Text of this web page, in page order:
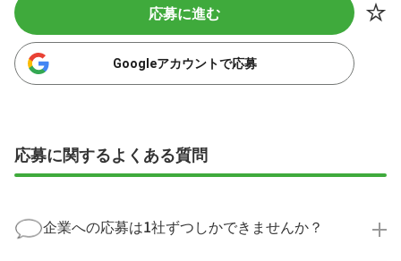
応募に進む
Googleアカウントで応募
応募に関するよくある質問
企業への応募は1社ずつしかできませんか？